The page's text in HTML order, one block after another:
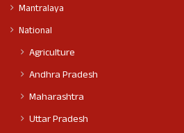
Mantralaya
National
Agriculture
Andhra Pradesh
Maharashtra
Uttar Pradesh